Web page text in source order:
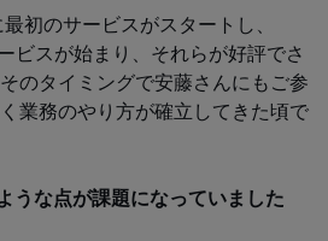
初のサービスがスタートし、​
ビスが始まり、それらが好評でさ
のタイミングで安藤さんにもご参
業務のやり方が確立してきた頃で
うな点が課題になっていました